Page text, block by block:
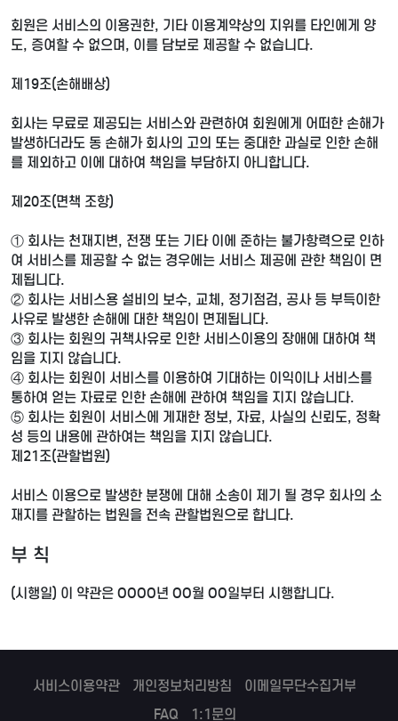
회원은 서비스의 이용권한, 기타 이용계약상의 지위를 타인에게 양
도, 증여할 수 없으며, 이를 담보로 제공할 수 없습니다.
제19조(손해배상)
회사는 무료로 제공되는 서비스와 관련하여 회원에게 어떠한 손해가
발생하더라도 동 손해가 회사의 고의 또는 중대한 과실로 인한 손해
를 제외하고 이에 대하여 책임을 부담하지 아니합니다.
제20조(면책 조항)
① 회사는 천재지변, 전쟁 또는 기타 이에 준하는 불가항력으로 인하
여 서비스를 제공할 수 없는 경우에는 서비스 제공에 관한 책임이 면
제됩니다.
② 회사는 서비스용 설비의 보수, 교체, 정기점검, 공사 등 부득이한
사유로 발생한 손해에 대한 책임이 면제됩니다.
③ 회사는 회원의 귀책사유로 인한 서비스이용의 장애에 대하여 책
임을 지지 않습니다.
④ 회사는 회원이 서비스를 이용하여 기대하는 이익이나 서비스를
통하여 얻는 자료로 인한 손해에 관하여 책임을 지지 않습니다.
⑤ 회사는 회원이 서비스에 게재한 정보, 자료, 사실의 신뢰도, 정확
성 등의 내용에 관하여는 책임을 지지 않습니다.
제21조(관할법원)
서비스 이용으로 발생한 분쟁에 대해 소송이 제기 될 경우 회사의 소
재지를 관할하는 법원을 전속 관할법원으로 합니다.
부 칙
(시행일) 이 약관은 OOOO년 OO월 OO일부터 시행합니다.
서비스이용약관 개인정보처리방침
이메일무단수집거부
FAQ
1:1문의